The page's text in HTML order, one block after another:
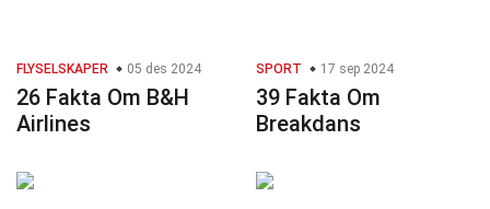
FLYSELSKAPER 05 des 2024
26 Fakta Om B&H
Airlines
SPORT 17 sep 2024
39 Fakta Om
Breakdans